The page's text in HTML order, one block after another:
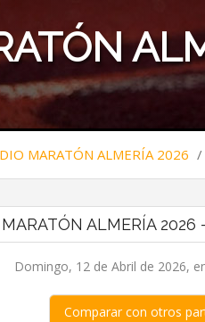
MARATÓN ALMERÍA 2026 /
ALMERÍA 2026
Domingo, 12 de Abril de 2026,
Comparar con otros